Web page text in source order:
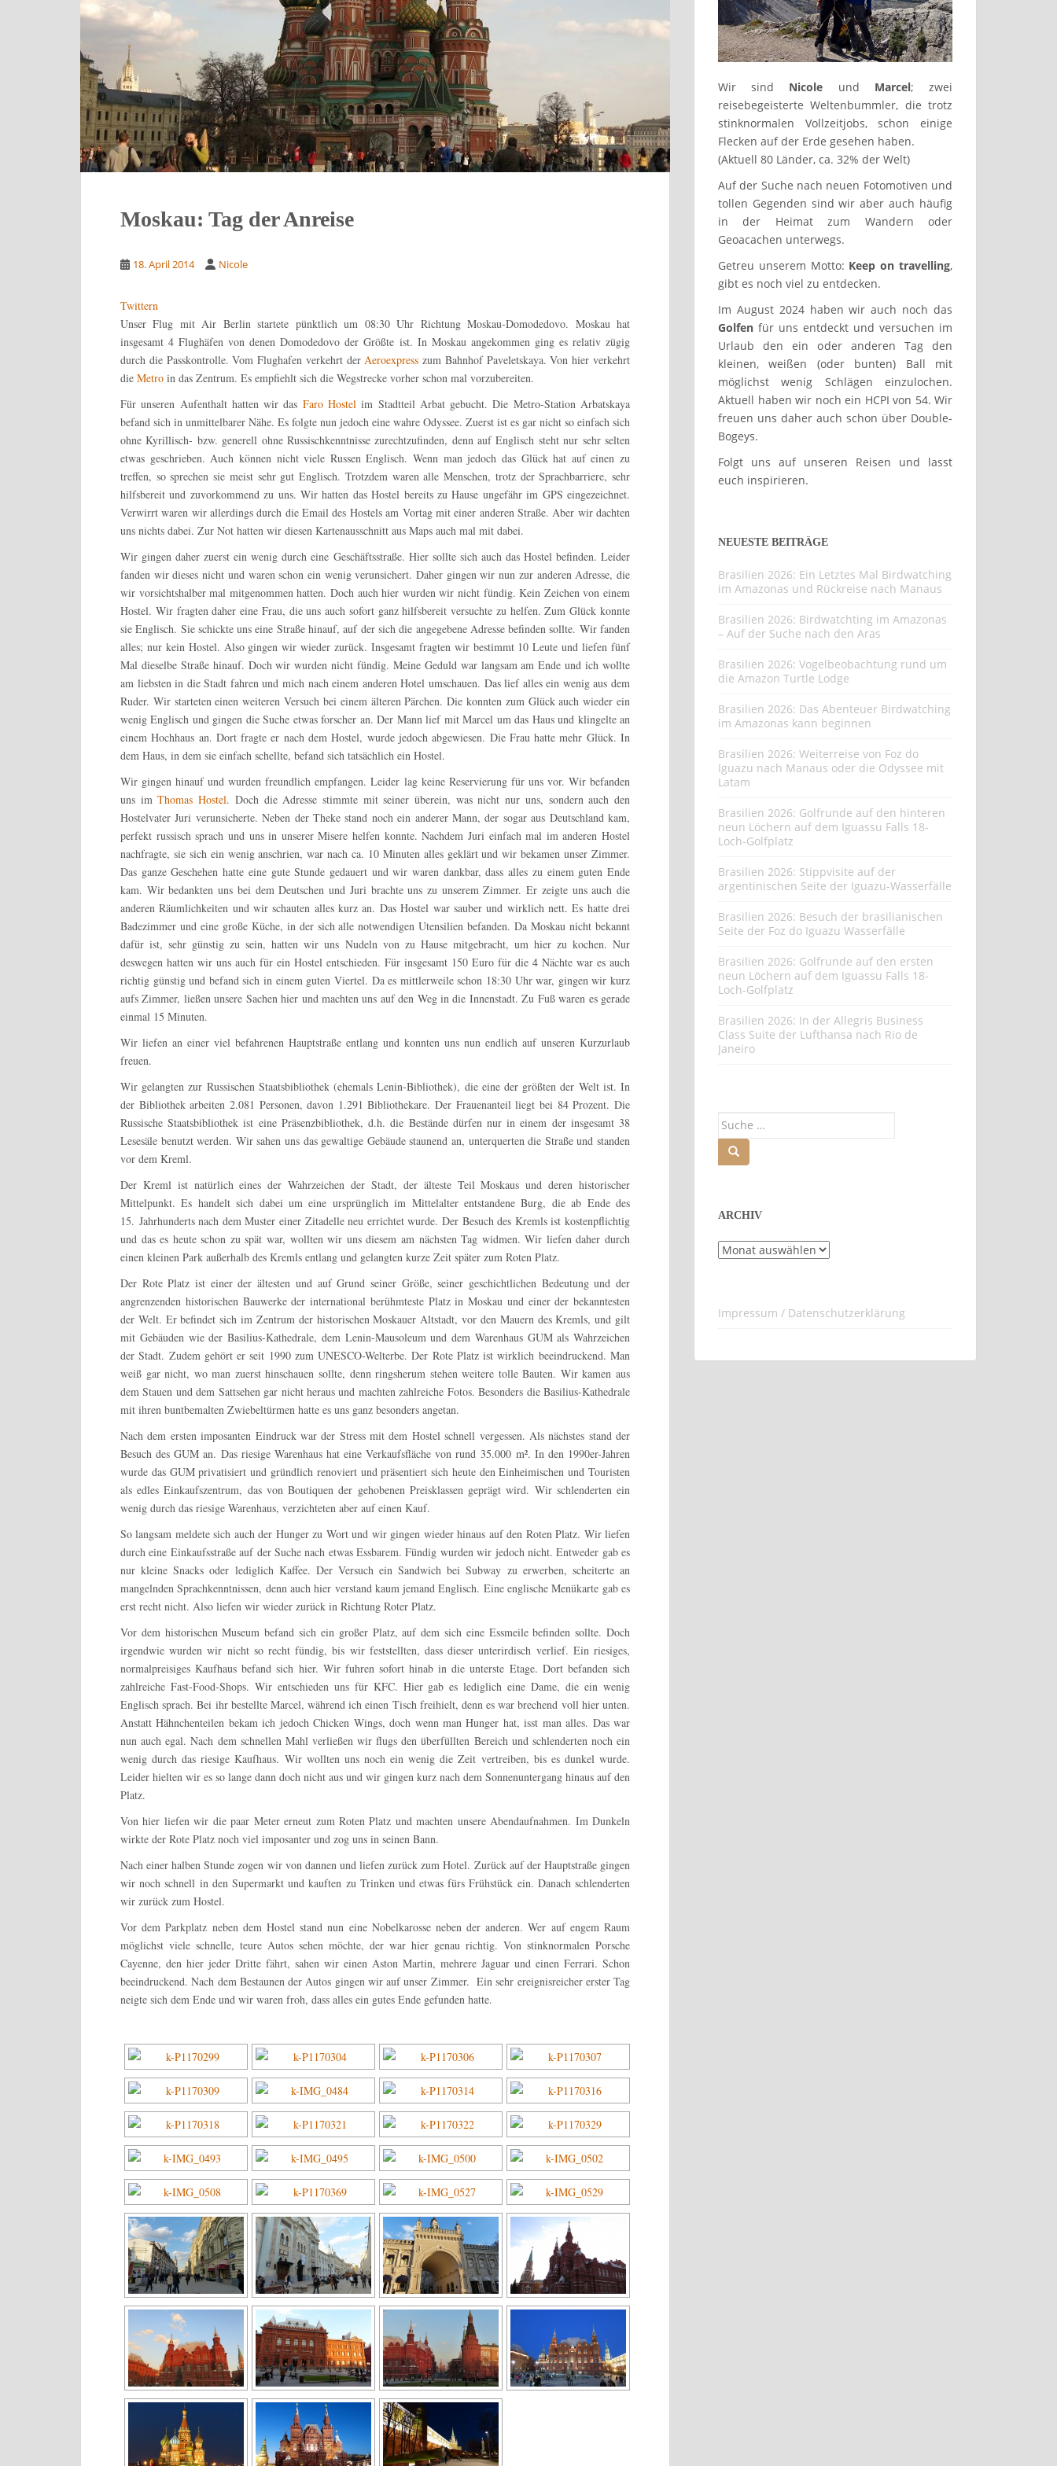
Moskau: Tag der Anreise
18. April 2014 Nicole
Twittern
Unser Flug mit Air Berlin startete pünktlich um 08:30 Uhr Richtung Moskau-Domodedovo. Moskau hat
insgesamt 4 Flughäfen von denen Domodedovo der Größte ist. In Moskau angekommen ging es relativ zügig
durch die Passkontrolle. Vom Flughafen verkehrt derAeroexpress zum Bahnhof Paveletskaya. Von hier verkehrt
die Metro in das Zentrum. Es empfiehlt sich die Wegstrecke vorher schon mal vorzubereiten.
Für unseren Aufenthalt hatten wir das Faro Hostel im Stadtteil Arbat gebucht. Die Metro-Station Arbatskaya
befand sich in unmittelbarer Nähe. Es folgte nun jedoch eine wahre Odyssee. Zuerst ist es gar nicht so einfach sich
ohne Kyrillisch- bzw. generell ohne Russischkenntnisse zurechtzufinden, denn auf Englisch steht nur sehr selten
etwas geschrieben. Auch können nicht viele Russen Englisch. Wenn man jedoch das Glück hat auf einen zu
treffen, so sprechen sie meist sehr gut Englisch. Trotzdem waren alle Menschen, trotz der Sprachbarriere, sehr
hilfsbereit und zuvorkommend zu uns. Wir hatten das Hostel bereits zu Hause ungefähr im GPS eingezeichnet.
Verwirrt waren wir allerdings durch die Email des Hostels am Vortag mit einer anderen Straße. Aber wir dachten
uns nichts dabei. Zur Not hatten wir diesen Kartenausschnitt aus Maps auch mal mit dabei.
Wir gingen daher zuerst ein wenig durch eine Geschäftsstraße. Hier sollte sich auch das Hostel befinden. Leider
fanden wir dieses nicht und waren schon ein wenig verunsichert. Daher gingen wir nun zur anderen Adresse, die
wir vorsichtshalber mal mitgenommen hatten. Doch auch hier wurden wir nicht fündig. Kein Zeichen von einem
Hostel. Wir fragten daher eine Frau, die uns auch sofort ganz hilfsbereit versuchte zu helfen. Zum Glück konnte
sie Englisch. Sie schickte uns eine Straße hinauf, auf der sich die angegebene Adresse befinden sollte. Wir fanden
alles; nur kein Hostel. Also gingen wir wieder zurück. Insgesamt fragten wir bestimmt 10 Leute und liefen fünf
Mal dieselbe Straße hinauf. Doch wir wurden nicht fündig. Meine Geduld war langsam am Ende und ich wollte
am liebsten in die Stadt fahren und mich nach einem anderen Hotel umschauen. Das lief alles ein wenig aus dem
Ruder. Wir starteten einen weiteren Versuch bei einem älteren Pärchen. Die konnten zum Glück auch wieder ein
wenig Englisch und gingen die Suche etwas forscher an. Der Mann lief mit Marcel um das Haus und klingelte an
einem Hochhaus an. Dort fragte er nach dem Hostel, wurde jedoch abgewiesen. Die Frau hatte mehr Glück. In
dem Haus, in dem sie einfach schellte, befand sich tatsächlich ein Hostel.
Wir gingen hinauf und wurden freundlich empfangen. Leider lag keine Reservierung für uns vor. Wir befanden
uns imThomas Hostel. Doch die Adresse stimmte mit seiner überein, was nicht nur uns, sondern auch den
Hostelvater Juri verunsicherte. Neben der Theke stand noch ein anderer Mann, der sogar aus Deutschland kam,
perfekt russisch sprach und uns in unserer Misere helfen konnte. Nachdem Juri einfach mal im anderen Hostel
nachfragte, sie sich ein wenig anschrien, war nach ca. 10 Minuten alles geklärt und wir bekamen unser Zimmer.
Das ganze Geschehen hatte eine gute Stunde gedauert und wir waren dankbar, dass alles zu einem guten Ende
kam. Wir bedankten uns bei dem Deutschen und Juri brachte uns zu unserem Zimmer. Er zeigte uns auch die
anderen Räumlichkeiten und wir schauten alles kurz an. Das Hostel war sauber und wirklich nett. Es hatte drei
Badezimmer und eine große Küche, in der sich alle notwendigen Utensilien befanden. Da Moskau nicht bekannt
dafür ist, sehr günstig zu sein, hatten wir uns Nudeln von zu Hause mitgebracht, um hier zu kochen. Nur
deswegen hatten wir uns auch für ein Hostel entschieden. Für insgesamt 150 Euro für die 4 Nächte war es auch
richtig günstig und befand sich in einem guten Viertel. Da es mittlerweile schon 18:30 Uhr war, gingen wir kurz
aufs Zimmer, ließen unsere Sachen hier und machten uns auf den Weg in die Innenstadt. Zu Fuß waren es gerade
einmal 15 Minuten.
Wir liefen an einer viel befahrenen Hauptstraße entlang und konnten uns nun endlich auf unseren Kurzurlaub
freuen.
Wir gelangten zur Russischen Staatsbibliothek (ehemals Lenin-Bibliothek), die eine der größten der Welt ist. In
der Bibliothek arbeiten 2.081 Personen, davon 1.291 Bibliothekare. Der Frauenanteil liegt bei 84 Prozent. Die
Russische Staatsbibliothek ist eine Präsenzbibliothek, d.h. die Bestände dürfen nur in einem der insgesamt 38
Lesesäle benutzt werden. Wir sahen uns das gewaltige Gebäude staunend an, unterquerten die Straße und standen
vor dem Kreml.
Der Kreml ist natürlich eines der Wahrzeichen der Stadt, der älteste Teil Moskaus und deren historischer
Mittelpunkt. Es handelt sich dabei um eine ursprünglich im Mittelalter entstandene Burg, die ab Ende des
15. Jahrhunderts nach dem Muster einer Zitadelle neu errichtet wurde. Der Besuch des Kremls ist kostenpflichtig
und das es heute schon zu spät war, wollten wir uns diesem am nächsten Tag widmen. Wir liefen daher durch
einen kleinen Park außerhalb des Kremls entlang und gelangten kurze Zeit später zum Roten Platz.
Der Rote Platz ist einer der ältesten und auf Grund seiner Größe, seiner geschichtlichen Bedeutung und der
angrenzenden historischen Bauwerke der international berühmteste Platz in Moskau und einer der bekanntesten
der Welt. Er befindet sich im Zentrum der historischen Moskauer Altstadt, vor den Mauern des Kremls, und gilt
mit Gebäuden wie der Basilius-Kathedrale, dem Lenin-Mausoleum und dem Warenhaus GUM als Wahrzeichen
der Stadt. Zudem gehört er seit 1990 zum UNESCO-Welterbe. Der Rote Platz ist wirklich beeindruckend. Man
weiß gar nicht, wo man zuerst hinschauen sollte, denn ringsherum stehen weitere tolle Bauten. Wir kamen aus
dem Stauen und dem Sattsehen gar nicht heraus und machten zahlreiche Fotos. Besonders die Basilius-Kathedrale
mit ihren buntbemalten Zwiebeltürmen hatte es uns ganz besonders angetan.
Nach dem ersten imposanten Eindruck war der Stress mit dem Hostel schnell vergessen. Als nächstes stand der
Besuch des GUM an. Das riesige Warenhaus hat eine Verkaufsfläche von rund 35.000 m². In den 1990er-Jahren
wurde das GUM privatisiert und gründlich renoviert und präsentiert sich heute den Einheimischen und Touristen
als edles Einkaufszentrum, das von Boutiquen der gehobenen Preisklassen geprägt wird. Wir schlenderten ein
wenig durch das riesige Warenhaus, verzichteten aber auf einen Kauf.
So langsam meldete sich auch der Hunger zu Wort und wir gingen wieder hinaus auf den Roten Platz. Wir liefen
durch eine Einkaufsstraße auf der Suche nach etwas Essbarem. Fündig wurden wir jedoch nicht. Entweder gab es
nur kleine Snacks oder lediglich Kaffee. Der Versuch ein Sandwich bei Subway zu erwerben, scheiterte an
mangelnden Sprachkenntnissen, denn auch hier verstand kaum jemand Englisch. Eine englische Menükarte gab es
erst recht nicht. Also liefen wir wieder zurück in Richtung Roter Platz.
Vor dem historischen Museum befand sich ein großer Platz, auf dem sich eine Essmeile befinden sollte. Doch
irgendwie wurden wir nicht so recht fündig, bis wir feststellten, dass dieser unterirdisch verlief. Ein riesiges,
normalpreisiges Kaufhaus befand sich hier. Wir fuhren sofort hinab in die unterste Etage. Dort befanden sich
zahlreiche Fast-Food-Shops. Wir entschieden uns für KFC. Hier gab es lediglich eine Dame, die ein wenig
Englisch sprach. Bei ihr bestellte Marcel, während ich einen Tisch freihielt, denn es war brechend voll hier unten.
Anstatt Hähnchenteilen bekam ich jedoch Chicken Wings, doch wenn man Hunger hat, isst man alles. Das war
nun auch egal. Nach dem schnellen Mahl verließen wir flugs den überfüllten Bereich und schlenderten noch ein
wenig durch das riesige Kaufhaus. Wir wollten uns noch ein wenig die Zeit vertreiben, bis es dunkel wurde.
Leider hielten wir es so lange dann doch nicht aus und wir gingen kurz nach dem Sonnenuntergang hinaus auf den
Platz.
Von hier liefen wir die paar Meter erneut zum Roten Platz und machten unsere Abendaufnahmen. Im Dunkeln
wirkte der Rote Platz noch viel imposanter und zog uns in seinen Bann.
Nach einer halben Stunde zogen wir von dannen und liefen zurück zum Hotel. Zurück auf der Hauptstraße gingen
wir noch schnell in den Supermarkt und kauften zu Trinken und etwas fürs Frühstück ein. Danach schlenderten
wir zurück zum Hostel.
Vor dem Parkplatz neben dem Hostel stand nun eine Nobelkarosse neben der anderen. Wer auf engem Raum
möglichst viele schnelle, teure Autos sehen möchte, der war hier genau richtig. Von stinknormalen Porsche
Cayenne, den hier jeder Dritte fährt, sahen wir einen Aston Martin, mehrere Jaguar und einen Ferrari. Schon
beeindruckend. Nach dem Bestaunen der Autos gingen wir auf unser Zimmer. Ein sehr ereignisreicher erster Tag
neigte sich dem Ende und wir waren froh, dass alles ein gutes Ende gefunden hatte.
Wir sind Nicole und Marcel; zwei
reisebegeisterte Weltenbummler, die trotz
stinknormalen Vollzeitjobs, schon einige
Flecken auf der Erde gesehen haben.
(Aktuell 80 Länder, ca. 32% der Welt)
Auf der Suche nach neuen Fotomotiven und
tollen Gegenden sind wir aber auch häufig
in der Heimat zum Wandern oder
Geoacachen unterwegs.
Getreu unserem Motto: Keep on travelling,
gibt es noch viel zu entdecken.
Im August 2024 haben wir auch noch das
Golfen für uns entdeckt und versuchen im
Urlaub den ein oder anderen Tag den
kleinen, weißen (oder bunten) Ball mit
möglichst wenig Schlägen einzulochen.
Aktuell haben wir noch ein HCPI von 54. Wir
freuen uns daher auch schon über Double-
Bogeys.
Folgt uns auf unseren Reisen und lasst
euch inspirieren.
NEUESTE BEITRÄGE
Brasilien 2026: Ein Letztes Mal Birdwatching
im Amazonas und Rückreise nach Manaus
Brasilien 2026: Birdwatchting im Amazonas
– Auf der Suche nach den Aras
Brasilien 2026: Vogelbeobachtung rund um
die Amazon Turtle Lodge
Brasilien 2026: Das Abenteuer Birdwatching
im Amazonas kann beginnen
Brasilien 2026: Weiterreise von Foz do
Iguazu nach Manaus oder die Odyssee mit
Latam
Brasilien 2026: Golfrunde auf den hinteren
neun Löchern auf dem Iguassu Falls 18-
Loch-Golfplatz
Brasilien 2026: Stippvisite auf der
argentinischen Seite der Iguazu-Wasserfälle
Brasilien 2026: Besuch der brasilianischen
Seite der Foz do Iguazu Wasserfälle
Brasilien 2026: Golfrunde auf den ersten
neun Löchern auf dem Iguassu Falls 18-
Loch-Golfplatz
Brasilien 2026: In der Allegris Business
Class Suite der Lufthansa nach Rio de
Janeiro
ARCHIV
Archiv
Impressum / Datenschutzerklärung